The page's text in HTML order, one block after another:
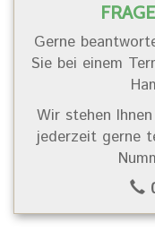
Gerne
Sie bei einem
Wir stehen
jederzeit gerne